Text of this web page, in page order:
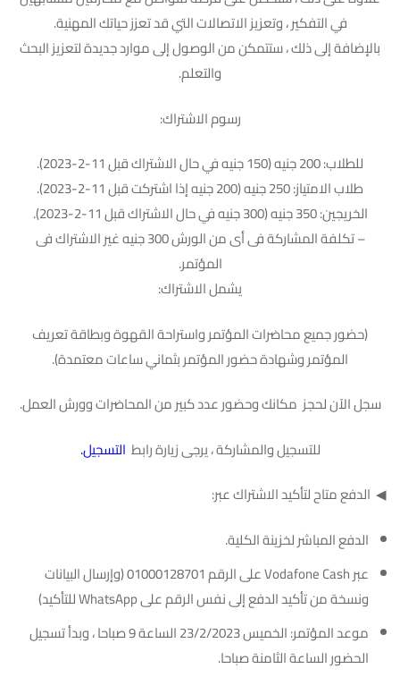
في التفكير ، وتعزيز الاتصالات التي قد تعزز حياتك المهنية.
بالإضافة إلى ذلك ، ستتمكن من الوصول إلى موارد جديدة لتعزيز البحث
والتعلم.
رسوم الاشتراك:
للطلاب: 200 جنيه (150 جنيه في حال الاشتراك قبل 11-2-2023).
طلاب الامتياز: 250 جنيه (200 جنيه إذا اشتركت قبل 11-2-2023).
الخريجين: 350 جنيه (300 جنيه في حال الاشتراك قبل 11-2-2023).
– تكلفة المشاركة فى أى من الورش 300 جنيه غير الاشتراك فى
المؤتمر.
يشمل الاشتراك:
(حضور جميع محاضرات المؤتمر واستراحة القهوة وبطاقة تعريف
المؤتمر وشهادة حضور المؤتمر بثماني ساعات معتمدة).
سجل الآن لحجز مكانك وحضور عدد كبير من المحاضرات وورش العمل.
للتسجيل والمشاركة ، يرجى زيارة رابط التسجيل.
◀ ️ الدفع متاح لتأكيد الاشتراك عبر:
الدفع المباشر لخزينة الكلية.
عبر Vodafone Cash على الرقم 01000128701 (وإرسال البيانات
ونسخة من تأكيد الدفع إلى نفس الرقم على WhatsApp للتأكيد)
موعد المؤتمر: الخميس 23/2/2023 الساعة 9 صباحا ، وبدأ تسجيل
الحضور الساعة الثامنة صباحا.